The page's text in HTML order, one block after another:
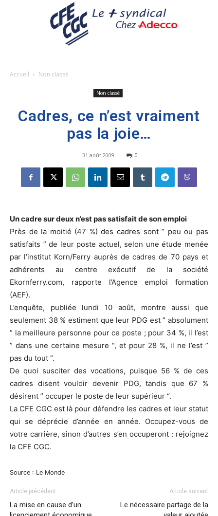
Accueil Non classé
Non classé
Cadres, ce n’est vraiment
pas la joie…
31 août 2009 0
Un cadre sur deux n’est pas satisfait de son emploi
Près de la moitié (47 %) des cadres sont ” peu ou pas
satisfaits ” de leur poste actuel, selon une étude menée
par l’institut Korn/Ferry auprès de cadres de 70 pays et
adhérents au centre exécutif de la société
Ekornferry.com, rapporte l’Agence emploi formation
(AEF).
L’enquête, publiée lundi 10 août, montre aussi que
seulement 38 % estiment que leur PDG est ” absolument
” la meilleure personne pour ce poste ; pour 34 %, il l’est
” dans une certaine mesure “, et pour 28 %, il ne l’est ”
pas du tout “.
De quoi susciter des vocations, puisque 56 % de ces
cadres disent vouloir devenir PDG, tandis que 67 %
désirent ” occuper le poste de leur supérieur “.
La CFE CGC est là pour défendre les cadres et leur statut
qui se déprécie d’année en année. Occupez-vous de
votre carrière, sinon d’autres s’en occuperont : rejoignez
la CFE CGC.
Source : Le Monde
Article précédent
La mise en cause d’un
Article suivant
Le nécessaire partage de la